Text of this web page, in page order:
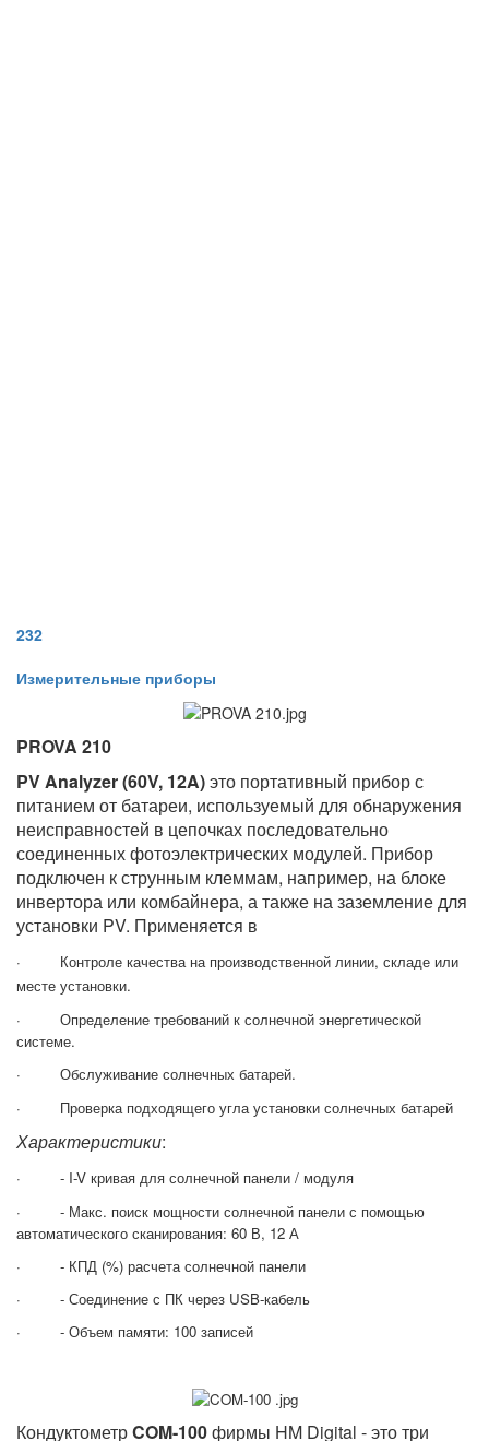
232
Измерительные приборы
PROVA 210
PV Analyzer (60V, 12A)это портативный прибор с
питанием от батареи, используемый для обнаружения
неисправностей в цепочках последовательно
соединенных фотоэлектрических модулей. Прибор
подключен к струнным клеммам, например, на блоке
инвертора или комбайнера, а также на заземление для
установки PV. Применяется в
· Контроле качества на производственной линии, складе или
месте установки.
· Определение требований к солнечной энергетической
системе.
· Обслуживание солнечных батарей.
· Проверка подходящего угла установки солнечных батарей
Характеристики:
· - I-V кривая для солнечной панели / модуля
· - Макс. поиск мощности солнечной панели с помощью
автоматического сканирования: 60 В, 12 А
· - КПД (%) расчета солнечной панели
· - Соединение с ПК через USB-кабель
· - Объем памяти: 100 записей
КондуктометрCOM-100фирмы HM Digital - это три